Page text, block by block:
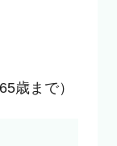
歳まで）